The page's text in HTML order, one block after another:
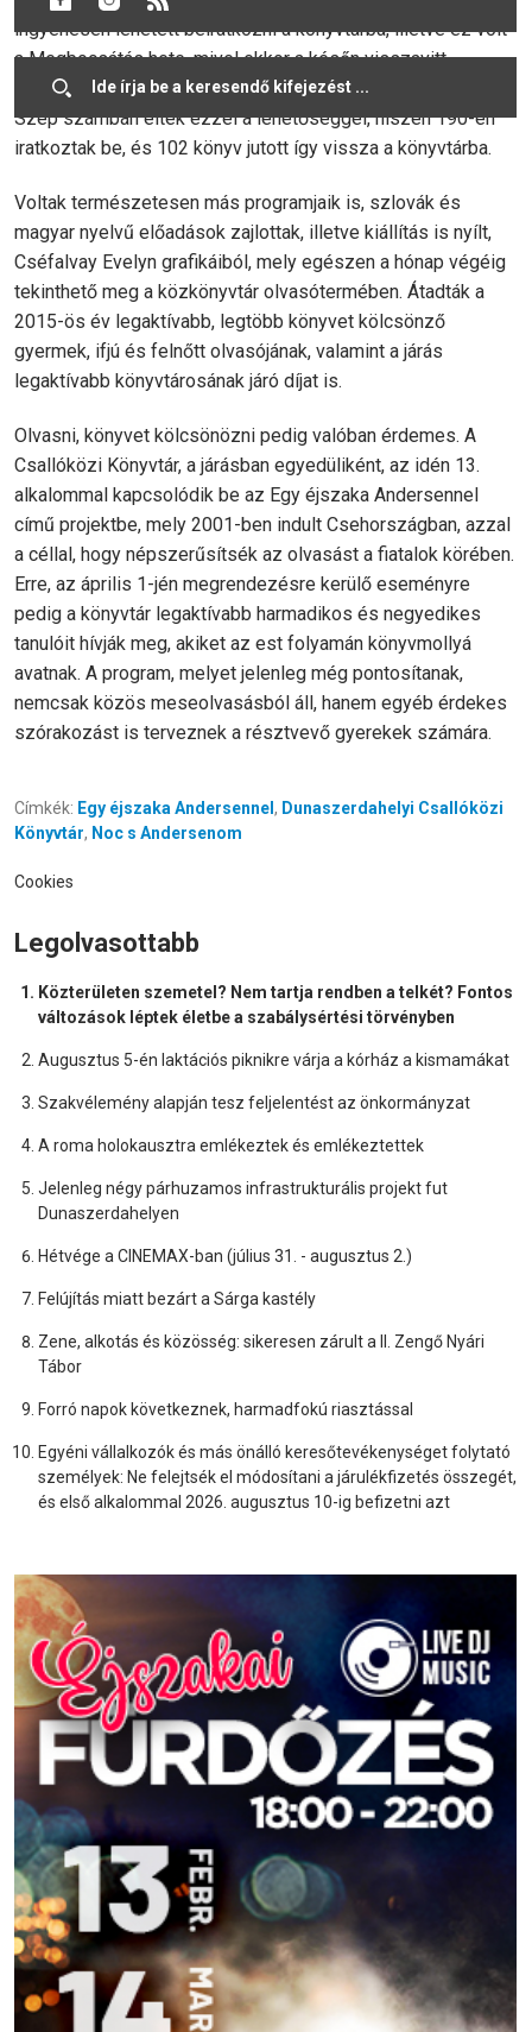
ingyenesen lehetett beiratkozni a könyvtárba, illetve ez volt
a Megbocsátás hete, mivel ekkor a későn visszavitt
kölcsönzött könyvek után nem kellett késedelmi díjat fizetni.
Szép számban éltek ezzel a lehetőséggel, hiszen 190-en
iratkoztak be, és 102 könyv jutott így vissza a könyvtárba.
Voltak természetesen más programjaik is, szlovák és
magyar nyelvű előadások zajlottak, illetve kiállítás is nyílt,
Cséfalvay Evelyn grafikáiból, mely egészen a hónap végéig
tekinthető meg a közkönyvtár olvasótermében. Átadták a
2015-ös év legaktívabb, legtöbb könyvet kölcsönző
gyermek, ifjú és felnőtt olvasójának, valamint a járás
legaktívabb könyvtárosának járó díjat is.
Olvasni, könyvet kölcsönözni pedig valóban érdemes. A
Csallóközi Könyvtár, a járásban egyedüliként, az idén 13.
alkalommal kapcsolódik be az Egy éjszaka Andersennel
című projektbe, mely 2001-ben indult Csehországban, azzal
a céllal, hogy népszerűsítsék az olvasást a fiatalok körében.
Erre, az április 1-jén megrendezésre kerülő eseményre
pedig a könyvtár legaktívabb harmadikos és negyedikes
tanulóit hívják meg, akiket az est folyamán könyvmollyá
avatnak. A program, melyet jelenleg még pontosítanak,
nemcsak közös meseolvasásból áll, hanem egyéb érdekes
szórakozást is terveznek a résztvevő gyerekek számára.
Címkék: Egy éjszaka Andersennel , Dunaszerdahelyi Csallóközi
Könyvtár, Noc s Andersenom
Cookies
Legolvasottabb
Közterületen szemetel? Nem tartja rendben a telkét? Fontos
változások léptek életbe a szabálysértési törvényben
Augusztus 5-én laktációs piknikre várja a kórház a kismamákat
Szakvélemény alapján tesz feljelentést az önkormányzat
A roma holokausztra emlékeztek és emlékeztettek
Jelenleg négy párhuzamos infrastrukturális projekt fut
Dunaszerdahelyen
Hétvége a CINEMAX-ban (július 31. - augusztus 2.)
Felújítás miatt bezárt a Sárga kastély
Zene, alkotás és közösség: sikeresen zárult a II. Zengő Nyári
Tábor
Forró napok következnek, harmadfokú riasztással
Egyéni vállalkozók és más önálló keresőtevékenységet folytató
személyek: Ne felejtsék el módosítani a járulékfizetés összegét,
és első alkalommal 2026. augusztus 10-ig befizetni azt